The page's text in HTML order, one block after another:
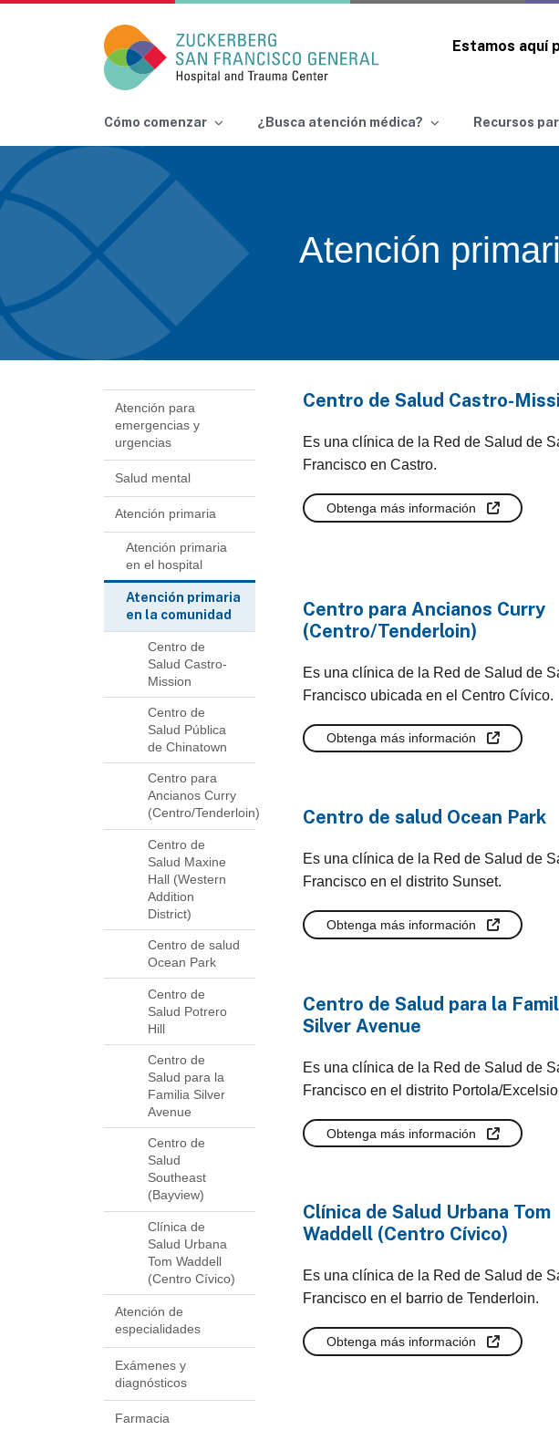
Skip to content
Main Navigation
Estamos aquí
Cómo comenzar ¿Busca atención médica? Recursos
Atención
Atención para
emergencias y
urgencias
Salud mental
Atención primaria
Atención primaria
en el hospital
Atención primaria
en la comunidad
Centro de
Salud Castro-
Mission
Centro de
Salud Pública
de Chinatown
Centro para
Ancianos Curry
(Centro/Tenderloin)
Centro de
Salud Maxine
Hall (Western
Addition
District)
Centro de salud
Ocean Park
Centro de
Salud Potrero
Hill
Centro de
Salud para la
Familia Silver
Avenue
Centro de
Salud
Southeast
(Bayview)
Clínica de
Salud Urbana
Tom Waddell
(Centro Cívico)
Atención de
especialidades
Exámenes y
diagnósticos
Farmacia
Centro de Salud Castro-
Es una clínica de la Red de Salud de
Francisco en Castro.
Obtenga más información
Centro para Ancianos Curry
(Centro/Tenderloin)
Es una clínica de la Red de Salud de
Francisco ubicada en el Centro Cívico.
Obtenga más información
Centro de salud Ocean Park
Es una clínica de la Red de Salud de
Francisco en el distrito Sunset.
Obtenga más información
Centro de Salud para la
Silver Avenue
Es una clínica de la Red de Salud de
Francisco en el distrito Portola/
Obtenga más información
Clínica de Salud Urbana Tom
Waddell (Centro Cívico)
Es una clínica de la Red de Salud de
Francisco en el barrio de Tenderloin.
Obtenga más información